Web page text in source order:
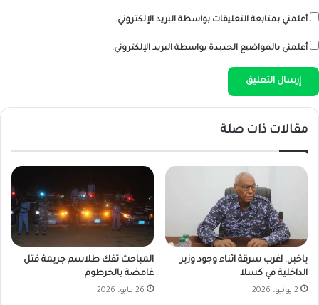
أعلمني بمتابعة التعليقات بواسطة البريد الإلكتروني.
أعلمني بالمواضيع الجديدة بواسطة البريد الإلكتروني.
مقالات ذات صلة
ياخبر.. اغرب سرقة اثناء وجود وزير
الداخلية في كسلا
2 يونيو، 2026
المباحث تفك طلاسم جريمة قتل
غامضة بالخرطوم
26 مايو، 2026